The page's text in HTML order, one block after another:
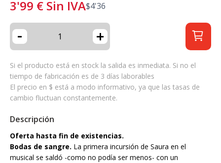
3'99 € Sin IVA$4'36
- +
Si el producto está en stock la salida es inmediata. Si no el
tiempo de fabricación es de 3 días laborables
El precio en $ está a modo informativo, ya que las tasas de
cambio fluctuan constantemente.
Descripción
Oferta hasta fin de existencias.
Bodas de sangre. La primera incursión de Saura en el
musical se saldó -como no podía ser menos- con un